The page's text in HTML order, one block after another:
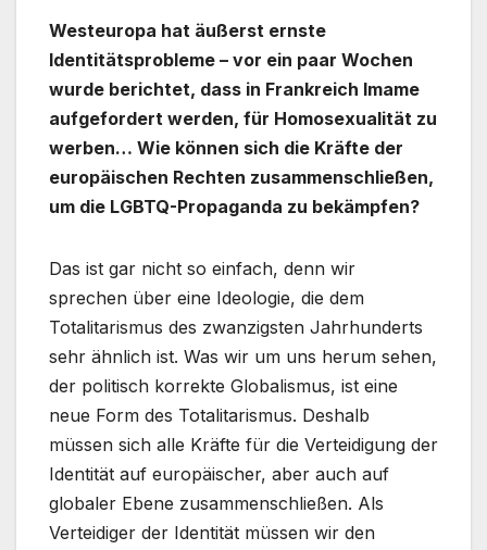
Westeuropa hat äußerst ernste
Identitätsprobleme – vor ein paar Wochen
wurde berichtet, dass in Frankreich Imame
aufgefordert werden, für Homosexualität zu
werben… Wie können sich die Kräfte der
europäischen Rechten zusammenschließen,
um die LGBTQ-Propaganda zu bekämpfen?
Das ist gar nicht so einfach, denn wir
sprechen über eine Ideologie, die dem
Totalitarismus des zwanzigsten Jahrhunderts
sehr ähnlich ist. Was wir um uns herum sehen,
der politisch korrekte Globalismus, ist eine
neue Form des Totalitarismus. Deshalb
müssen sich alle Kräfte für die Verteidigung der
Identität auf europäischer, aber auch auf
globaler Ebene zusammenschließen. Als
Verteidiger der Identität müssen wir den